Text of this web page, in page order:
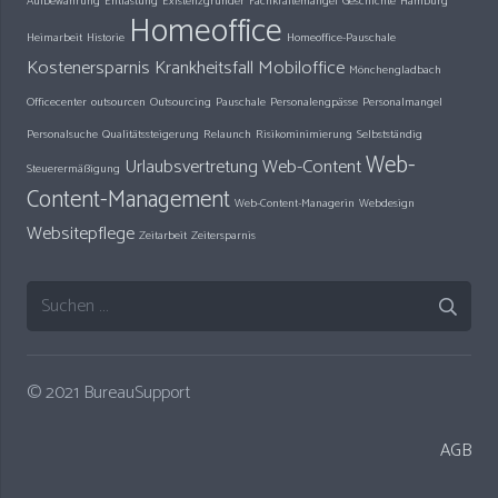
Heimarbeit Historie Homeoffice Homeoffice-Pauschale
Kostenersparnis Krankheitsfall Mobiloffice Mönchengladbach
Officecenter outsourcen Outsourcing Pauschale Personalengpässe Personalmangel
Personalsuche Qualitätssteigerung Relaunch Risikominimierung Selbstständig
Steuerermäßigung UrlaubsvertretungWeb-ContentWeb-
Content-Management Web-Content-Managerin Webdesign
Websitepflege Zeitarbeit Zeitersparnis
Suchen
© 2021 BureauSupport
AGB